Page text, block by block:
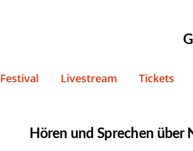
Festival Livestream Tickets
Hören und Sprechen über